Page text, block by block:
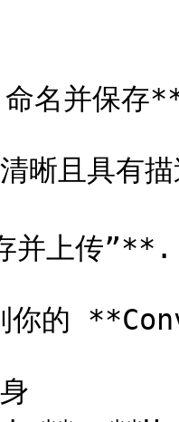
名并保存
且具有
并上传”**.
你的